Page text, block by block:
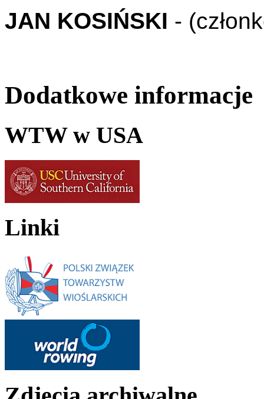
JAN KOSIŃSKI -
Dodatkowe informacje
WTW w USA
Linki